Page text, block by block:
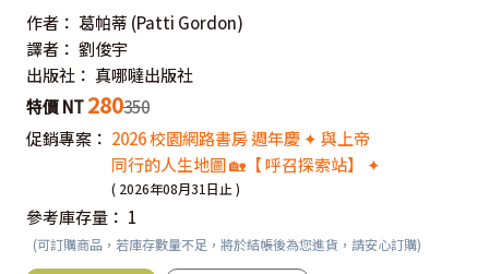
作者： 葛帕蒂 (Patti Gordon)
譯者： 劉俊宇
出版社： 真哪噠出版社
特價 NT 280350
促銷專案： 2026 校園網路書房 週年慶 ✦ 與上帝
同行的人生地圖 🏡【 呼召探索站】 ✦
( 2026年08月31日止 )
參考庫存量： 1
(可訂購商品，若庫存數量不足，將於結帳後為您進貨，請安心訂購)